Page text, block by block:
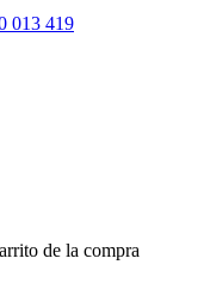
013 419
de la compra